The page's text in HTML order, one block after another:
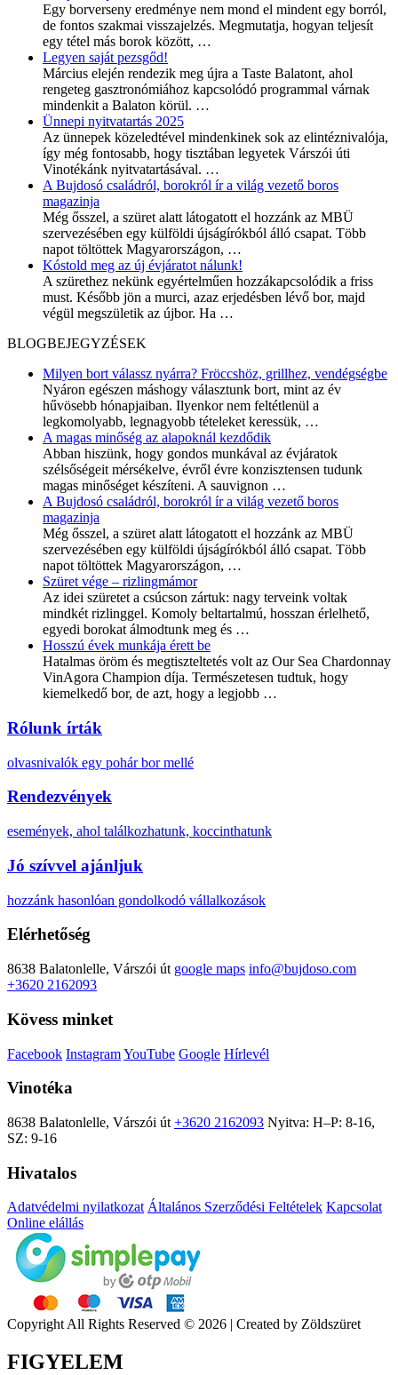
Egy borverseny eredménye nem mond el mindent egy borról,
de fontos szakmai visszajelzés. Megmutatja, hogyan teljesít
egy tétel más borok között, …
Legyen saját pezsgőd!
Március elején rendezik meg újra a Taste Balatont, ahol
rengeteg gasztronómiához kapcsolódó programmal várnak
mindenkit a Balaton körül. …
Ünnepi nyitvatartás 2025
Az ünnepek közeledtével mindenkinek sok az elintéznivalója,
így még fontosabb, hogy tisztában legyetek Várszói úti
Vinotékánk nyitvatartásával. …
A Bujdosó családról, borokról ír a világ vezető boros
magazinja
Még ősszel, a szüret alatt látogatott el hozzánk az MBÜ
szervezésében egy külföldi újságírókból álló csapat. Több
napot töltöttek Magyarországon, …
Kóstold meg az új évjáratot nálunk!
A szürethez nekünk egyértelműen hozzákapcsolódik a friss
must. Később jön a murci, azaz erjedésben lévő bor, majd
végül megszületik az újbor. Ha …
BLOGBEJEGYZÉSEK
Milyen bort válassz nyárra? Fröccshöz, grillhez, vendégségbe
Nyáron egészen máshogy választunk bort, mint az év
hűvösebb hónapjaiban. Ilyenkor nem feltétlenül a
legkomolyabb, legnagyobb tételeket keressük, …
A magas minőség az alapoknál kezdődik
Abban hiszünk, hogy gondos munkával az évjáratok
szélsőségeit mérsékelve, évről évre konzisztensen tudunk
magas minőséget készíteni. A sauvignon …
A Bujdosó családról, borokról ír a világ vezető boros
magazinja
Még ősszel, a szüret alatt látogatott el hozzánk az MBÜ
szervezésében egy külföldi újságírókból álló csapat. Több
napot töltöttek Magyarországon, …
Szüret vége – rizlingmámor
Az idei szüretet a csúcson zártuk: nagy terveink voltak
mindkét rizlinggel. Komoly beltartalmú, hosszan érlelhető,
egyedi borokat álmodtunk meg és …
Hosszú évek munkája érett be
Hatalmas öröm és megtiszteltetés volt az Our Sea Chardonnay
VinAgora Champion díja. Természetesen tudtuk, hogy
kiemelkedő bor, de azt, hogy a legjobb …
Rólunk írták
olvasnivalók egy pohár bor mellé
Rendezvények
események, ahol találkozhatunk, koccinthatunk
Jó szívvel ajánljuk
hozzánk hasonlóan gondolkodó vállalkozások
Elérhetőség
8638 Balatonlelle, Várszói út google maps info@bujdoso.com
+3620 2162093
Kövess minket
Facebook InstagramYouTube Google Hírlevél
Vinotéka
8638 Balatonlelle, Várszói út +3620 2162093 Nyitva: H–P: 8-16,
SZ: 9-16
Hivatalos
Adatvédelmi nyilatkozat Általános Szerződési Feltételek Kapcsolat
Online elállás
Copyright All Rights Reserved © 2026 | Created by Zöldszüret
FIGYELEM